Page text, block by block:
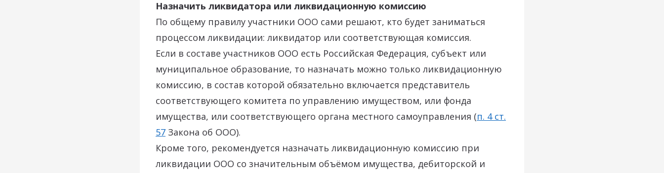
Назначить ликвидатора или ликвидационную комиссию
По общему правилу участники ООО сами решают, кто будет заниматься
процессом ликвидации: ликвидатор или соответствующая комиссия.
Если в составе участников ООО есть Российская Федерация, субъект или
муниципальное образование, то назначать можно только ликвидационную
комиссию, в состав которой обязательно включается представитель
соответствующего комитета по управлению имуществом, или фонда
имущества, или соответствующего органа местного самоуправления (п. 4 ст.
57 Закона об ООО).
Кроме того, рекомендуется назначать ликвидационную комиссию при
ликвидации ООО со значительным объёмом имущества, дебиторской и